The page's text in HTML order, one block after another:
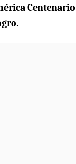
Centenario